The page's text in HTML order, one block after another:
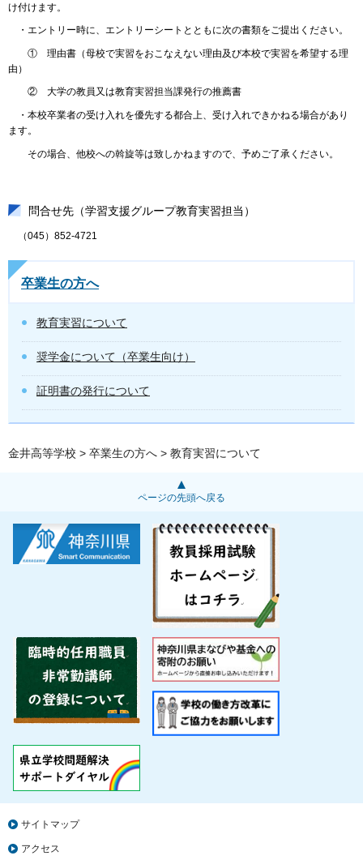
け付けます。
・エントリー時に、エントリーシートとともに次の書類をご提出ください。
① 理由書（母校で実習をおこなえない理由及び本校で実習を希望する理
由）
② 大学の教員又は教育実習担当課発行の推薦書
・本校卒業者の受け入れを優先する都合上、受け入れできかねる場合があり
ます。
その場合、他校への斡旋等は致しかねますので、予めご了承ください。
問合せ先（学習支援グループ教育実習担当）
（045）852-4721
卒業生の方へ
教育実習について
奨学金について（卒業生向け）
証明書の発行について
金井高等学校 > 卒業生の方へ > 教育実習について
ページの先頭へ戻る
サイトマップ
アクセス